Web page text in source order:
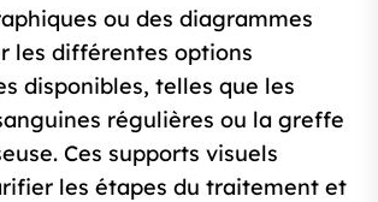
ou des diagrammes
les différentes options
disponibles, telles que les
régulières ou la greffe
Ces supports visuels
les étapes du traitement et